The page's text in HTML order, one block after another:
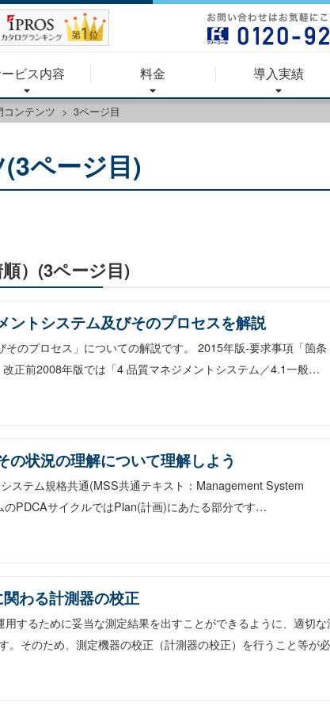
ビス内容 料金 導入実績
コンテンツ 3ページ目
ページ目)
）(3ページ目)
トシステム及びそのプロセスを解説
のプロセス」についての解説です。 2015年版-要求事項「箇条
正前2008年版では「4 品質マネジメントシステム／4.1一般…
状況の理解について理解しよう
ステム規格共通(MSS共通テキスト：Management System
PDCAサイクルではPlan(計画)にあたる部分です…
わる計測器の校正
するために妥当な測定結果を出すことができるように、適切な
。そのため、測定機器の校正（計測器の校正）を行うこと等が